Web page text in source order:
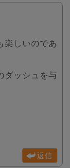
楽しいのであ
ダッシュを与
返信